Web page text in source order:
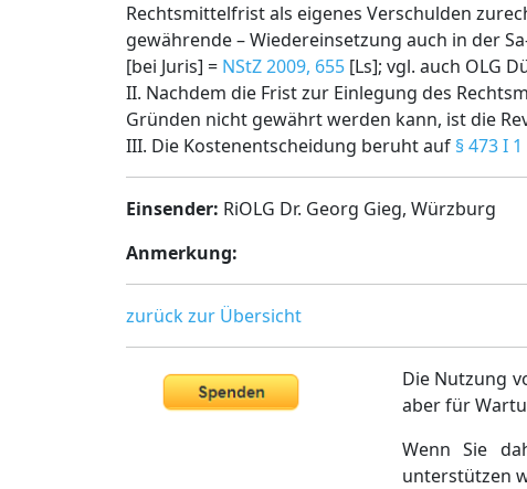
Rechtsmittelfrist als eigenes Verschulden
gewährende – Wiedereinsetzung auch in der
[bei Juris] = NStZ 2009, 655 [Ls]; vgl. auch OLG
II. Nachdem die Frist zur Einlegung des
Gründen nicht gewährt werden kann, ist die
III. Die Kostenentscheidung beruht auf § 473 I
Einsender: RiOLG Dr. Georg Gieg, Würzburg
Anmerkung:
zurück zur Übersicht
Die Nutzung
aber für
Wenn Sie
unterstützen